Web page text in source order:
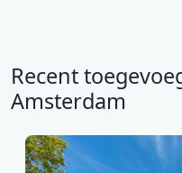
Recent
Amsterdam